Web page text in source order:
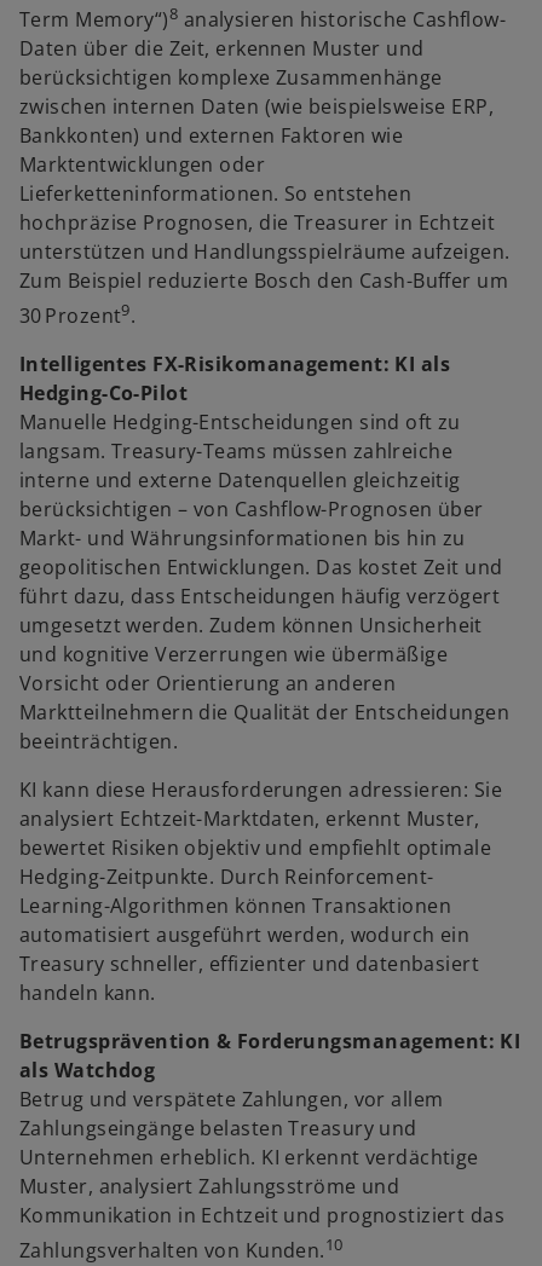
Term Memory“)8 analysieren historische Cashflow-
Daten über die Zeit, erkennen Muster und
berücksichtigen komplexe Zusammenhänge
zwischen internen Daten (wie beispielsweise ERP,
Bankkonten) und externen Faktoren wie
Marktentwicklungen oder
Lieferketteninformationen. So entstehen
hochpräzise Prognosen, die Treasurer in Echtzeit
unterstützen und Handlungsspielräume aufzeigen.
Zum Beispiel reduzierte Bosch den Cash-Buffer um
30 Prozent9.
Intelligentes FX-Risikomanagement: KI als
Hedging-Co-Pilot
Manuelle Hedging-Entscheidungen sind oft zu
langsam. Treasury-Teams müssen zahlreiche
interne und externe Datenquellen gleichzeitig
berücksichtigen – von Cashflow-Prognosen über
Markt- und Währungsinformationen bis hin zu
geopolitischen Entwicklungen. Das kostet Zeit und
führt dazu, dass Entscheidungen häufig verzögert
umgesetzt werden. Zudem können Unsicherheit
und kognitive Verzerrungen wie übermäßige
Vorsicht oder Orientierung an anderen
Marktteilnehmern die Qualität der Entscheidungen
beeinträchtigen.
KI kann diese Herausforderungen adressieren: Sie
analysiert Echtzeit-Marktdaten, erkennt Muster,
bewertet Risiken objektiv und empfiehlt optimale
Hedging-Zeitpunkte. Durch Reinforcement-
Learning-Algorithmen können Transaktionen
automatisiert ausgeführt werden, wodurch ein
Treasury schneller, effizienter und datenbasiert
handeln kann.
Betrugsprävention & Forderungsmanagement: KI
als Watchdog
Betrug und verspätete Zahlungen, vor allem
Zahlungseingänge belasten Treasury und
Unternehmen erheblich. KI erkennt verdächtige
Muster, analysiert Zahlungsströme und
Kommunikation in Echtzeit und prognostiziert das
Zahlungsverhalten von Kunden.10